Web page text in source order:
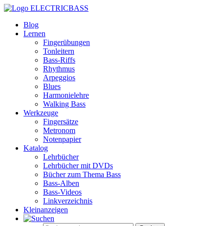
ELECTRICBASS
Blog
Lernen
Fingerübungen
Tonleitern
Bass-Riffs
Rhythmus
Arpeggios
Blues
Harmonielehre
Walking Bass
Werkzeuge
Fingersätze
Metronom
Notenpapier
Katalog
Lehrbücher
Lehrbücher mit DVDs
Bücher zum Thema Bass
Bass-Alben
Bass-Videos
Linkverzeichnis
Kleinanzeigen